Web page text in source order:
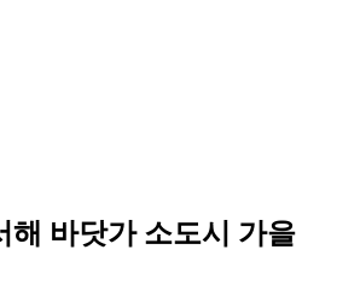
해 바닷가 소도시 가을